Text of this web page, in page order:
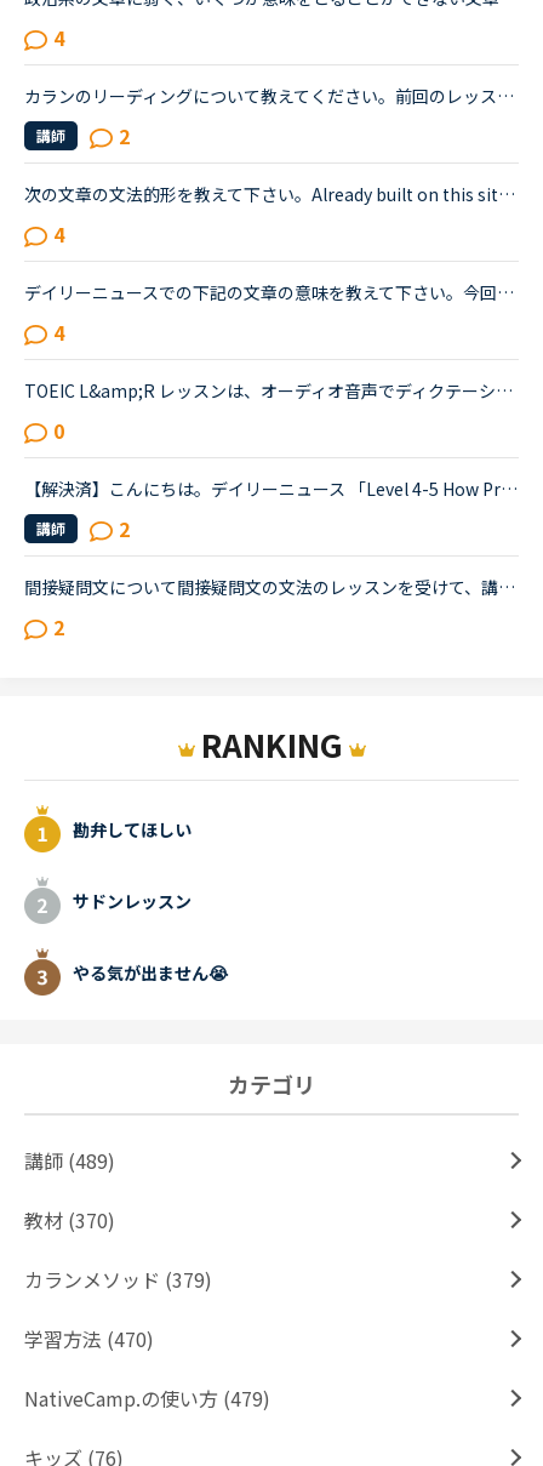
4
カランのリーディングについて教えてください。前回のレッスンでどこまで終わったかはメッセージに残されていますが、生徒が読めるメッセージと、講師側が読めるメッセージは違うのでしょうか？おそらく、講師側...
講師 2
次の文章の文法的形を教えて下さい。Already built on this site for the fair is a model of Satsuki and Mei’s house from My Neighbor Totoro. Also being built are antique shops like those seen in Whispe...
4
デイリーニュースでの下記の文章の意味を教えて下さい。今回のトピックは自分のレベルでは難しく、いまいちわからない文章が複数ありました。でも、せっかく勉強したので理解したい！！1つでも良いので、文章の意...
4
TOEIC L&amp;R レッスンは、オーディオ音声でディクテーションをするなど、リスニングのトレーニングにも有用というようなコメントをこちらの掲示板で読んで、最近たくさん受講するようになりました。600点コース...
0
【解決済】こんにちは。デイリーニュース 「Level 4-5 How Processed Food Helped Humanity」 の第2パラグラフ、The small size of teeth in early humans can only be explained by food becoming easier to eat...
講師 2
間接疑問文について間接疑問文の文法のレッスンを受けて、講師からの訂正について疑問に思ったので、分かる方はご回答お願いします。通常、間接疑問文はI don’t know when she will come.のように「疑問詞＋S＋V...
2
RANKING
勘弁してほしい
サドンレッスン
やる気が出ません😭
カテゴリ
講師 (489)
教材 (370)
カランメソッド (379)
学習方法 (470)
NativeCamp.の使い方 (479)
キッズ (76)